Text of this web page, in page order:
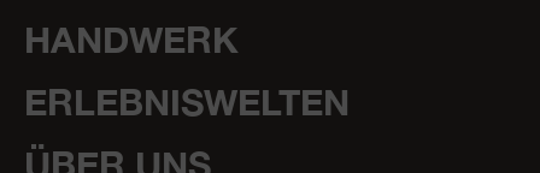
HANDWERK
ERLEBNISWELTEN